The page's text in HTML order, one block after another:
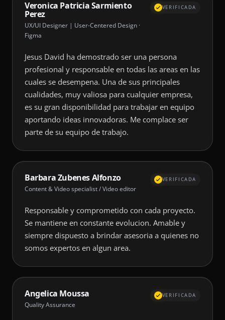
Veronica Patricia Sarmiento
Perez
UX/UI Designer | User-Centered Design ·
Figma
VERIFICADA
Jesus David ha demostrado ser una persona
profesional y responsable en todas las areas en las
cuales se desempena. Una de sus principales
cualidades, muy valiosa para cualquier empresa,
es su gran disponibilidad para trabajar en equipo
aportando ideas innovadoras. Me complace ser
parte de su equipo de trabajo.
Barbara Zubenes Alfonzo
Content & Video specialist / Video editor
VERIFICADA
Responsable y comprometido con cada proyecto.
Se mantiene en constante evolucion. Amable y
siempre dispuesto a brindar asesoria a quienes no
somos expertos en algun area.
Angelica Moussa
Quality Assurance
VERIFICADA